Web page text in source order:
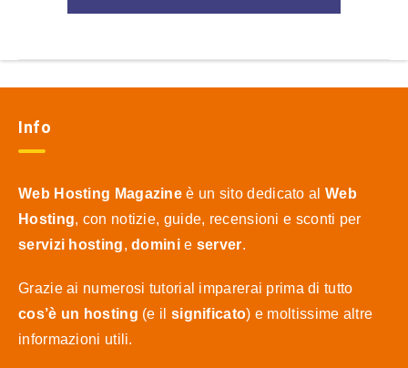
Info
Web Hosting Magazine è un sito dedicato al Web
Hosting, con notizie, guide, recensioni e sconti per
servizi hosting,dominie server.
Grazie ai numerosi tutorial imparerai prima di tutto
cos’è un hosting (e il significato) e moltissime altre
informazioni utili.